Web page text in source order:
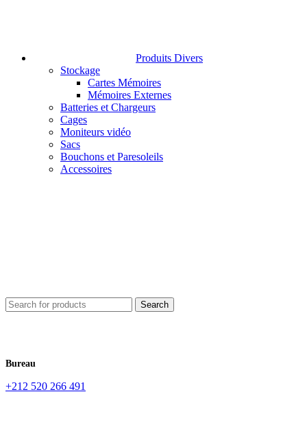
Produits Divers
Stockage
Cartes Mémoires
Mémoires Externes
Batteries et Chargeurs
Cages
Moniteurs vidéo
Sacs
Bouchons et Paresoleils
Accessoires
Search
Bureau
+212 520 266 491